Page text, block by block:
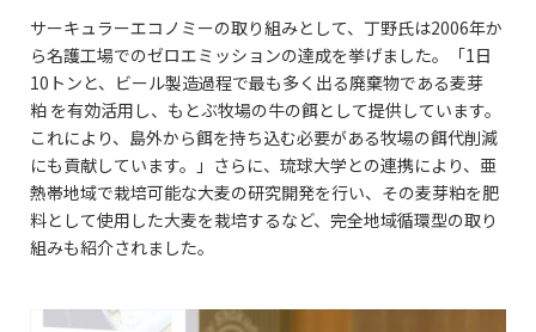
サーキュラーエコノミーの取り組みとして、丁野氏は2006年か
ら名護工場でのゼロエミッションの達成を挙げました。「1日
10トンと、ビール製造過程で最も多く出る廃棄物である麦芽
粕 を有効活用し、もとぶ牧場の牛の餌として提供しています。
これにより、島外から餌を持ち込む必要がある牧場の餌代削減
にも貢献しています。」さらに、琉球大学との連携により、亜
熱帯地域で栽培可能な大麦の研究開発を行い、その麦芽粕を肥
料として使用した大麦を栽培するなど、完全地域循環型の取り
組みも紹介されました。